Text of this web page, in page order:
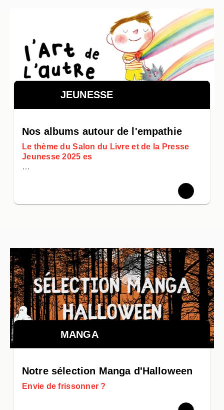
JEUNESSE
Nos albums autour de l'empathie
Le thème du Salon du Livre et de la Presse
Jeunesse 2025 es
…
MANGA
Notre sélection Manga d'Halloween
Envie de frissonner ?